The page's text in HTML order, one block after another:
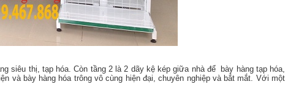
siêu thị, tạp hóa. Còn tầng 2 là 2 dãy kệ kép giữa nhà để bày hàng tạp hóa,
và bày hàng hóa trông vô cùng hiện đại, chuyên nghiệp và bắt mắt. Với một